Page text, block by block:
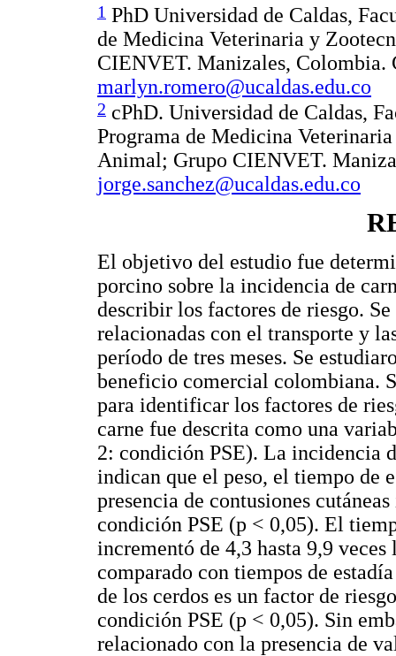
1 PhD Universidad de Caldas,
de Medicina Veterinaria y
CIENVET. Manizales, Colombia.
marlyn.romero@ucaldas.edu.co
2 cPhD. Universidad de Caldas,
Programa de Medicina
Animal; Grupo CIENVET.
jorge.sanchez@ucaldas.edu.co
El objetivo del estudio fue
porcino sobre la incidencia de
describir los factores de riesgo.
relacionadas con el transporte y
período de tres meses. Se
beneficio comercial colombiana.
para identificar los factores de
carne fue descrita como una
2: condición PSE). La incidencia
indican que el peso, el tiempo de
presencia de contusiones
condición PSE (p < 0,05). El
incrementó de 4,3 hasta 9,9
comparado con tiempos de
de los cerdos es un factor de
condición PSE (p < 0,05). Sin
relacionado con la presencia de